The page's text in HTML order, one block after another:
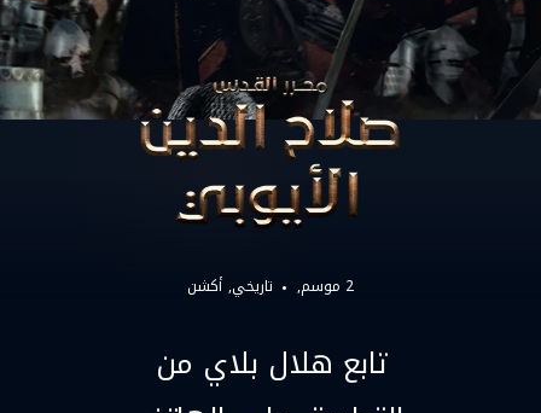
2 موسم, تاريخي أكشن
تابع هلال بلاي من